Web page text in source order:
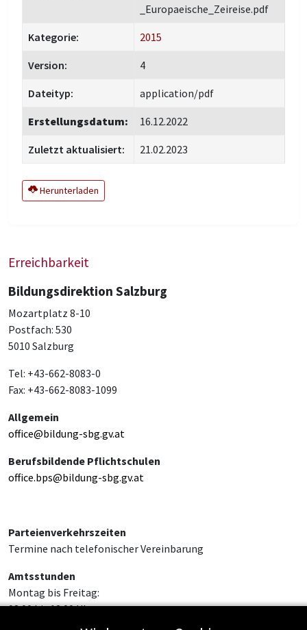
_Europaeische_Zeireise.pdf
Kategorie: 2015
Version: 4
Dateityp: application/pdf
Erstellungsdatum: 16.12.2022
Zuletzt aktualisiert: 21.02.2023
Herunterladen
Erreichbarkeit
Bildungsdirektion Salzburg
Mozartplatz 8-10
Postfach: 530
5010 Salzburg
Tel: +43-662-8083-0
Fax: +43-662-8083-1099
Allgemein
office@bildung-sbg.gv.at
Berufsbildende Pflichtschulen
office.bps@bildung-sbg.gv.at
Parteienverkehrszeiten
Termine nach telefonischer Vereinbarung
Amtsstunden
Montag bis Freitag:
08:00 bis 12:00 Uhr